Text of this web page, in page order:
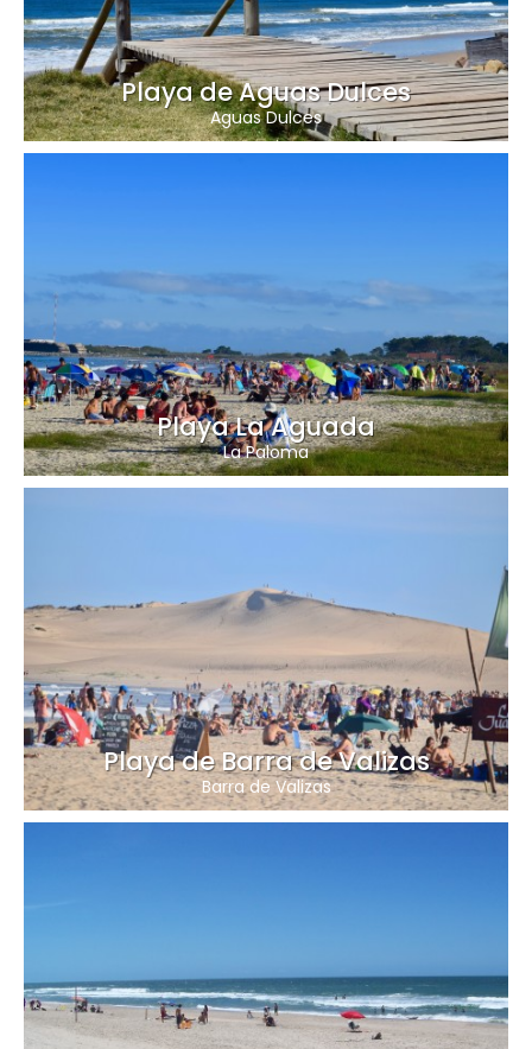
Playa de Aguas Dulces
Aguas Dulces
Playa La Aguada
La Paloma
Playa de Barra de Valizas
Barra de Valizas